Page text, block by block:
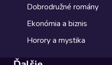
Dobrodružné romány
Ekonómia a biznis
Horory a mystika